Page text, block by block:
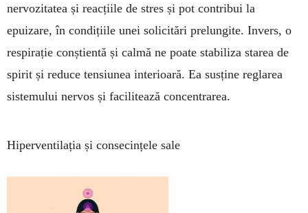
nervozitatea și reacțiile de stres și pot contribui la
epuizare, în condițiile unei solicitări prelungite. Invers, o
respirație con­știentă și calmă ne poate stabiliza starea de
spirit și reduce ten­siunea interioară. Ea susține reglarea
sistemului nervos și facilitează concen­tra­rea.
Hiperventilația și consecințele sale